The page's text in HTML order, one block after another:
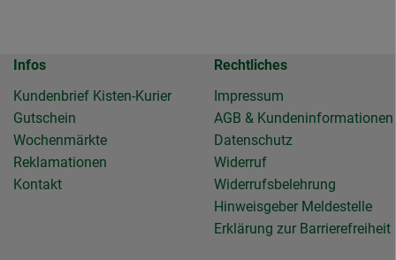
Infos
Kundenbrief Kisten-Kurier
Gutschein
Wochenmärkte
Reklamationen
Kontakt
Rechtliches
Impressum
AGB & Kundeninformationen
Datenschutz
Widerruf
Widerrufsbelehrung
Hinweisgeber Meldestelle
Erklärung zur Barrierefreiheit